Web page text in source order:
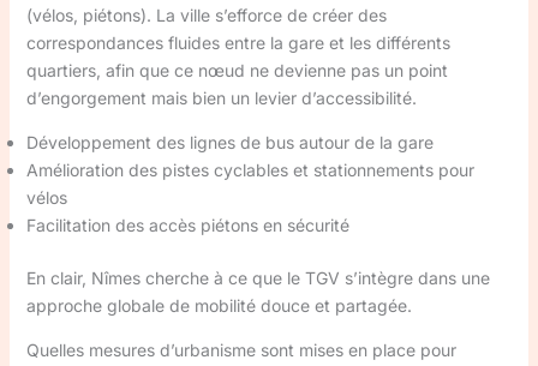
(vélos, piétons). La ville s’efforce de créer des
correspondances fluides entre la gare et les différents
quartiers, afin que ce nœud ne devienne pas un point
d’engorgement mais bien un levier d’accessibilité.
Développement des lignes de bus autour de la gare
Amélioration des pistes cyclables et stationnements pour
vélos
Facilitation des accès piétons en sécurité
En clair, Nîmes cherche à ce que le TGV s’intègre dans une
approche globale de mobilité douce et partagée.
Quelles mesures d’urbanisme sont mises en place pour